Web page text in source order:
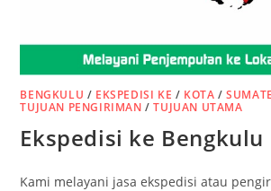
BENGKULU / EKSPEDISI KE / KOTA /
TUJUAN PENGIRIMAN /TUJUAN UTAMA
Ekspedisi ke Bengkulu
Kami melayani jasa ekspedisi atau